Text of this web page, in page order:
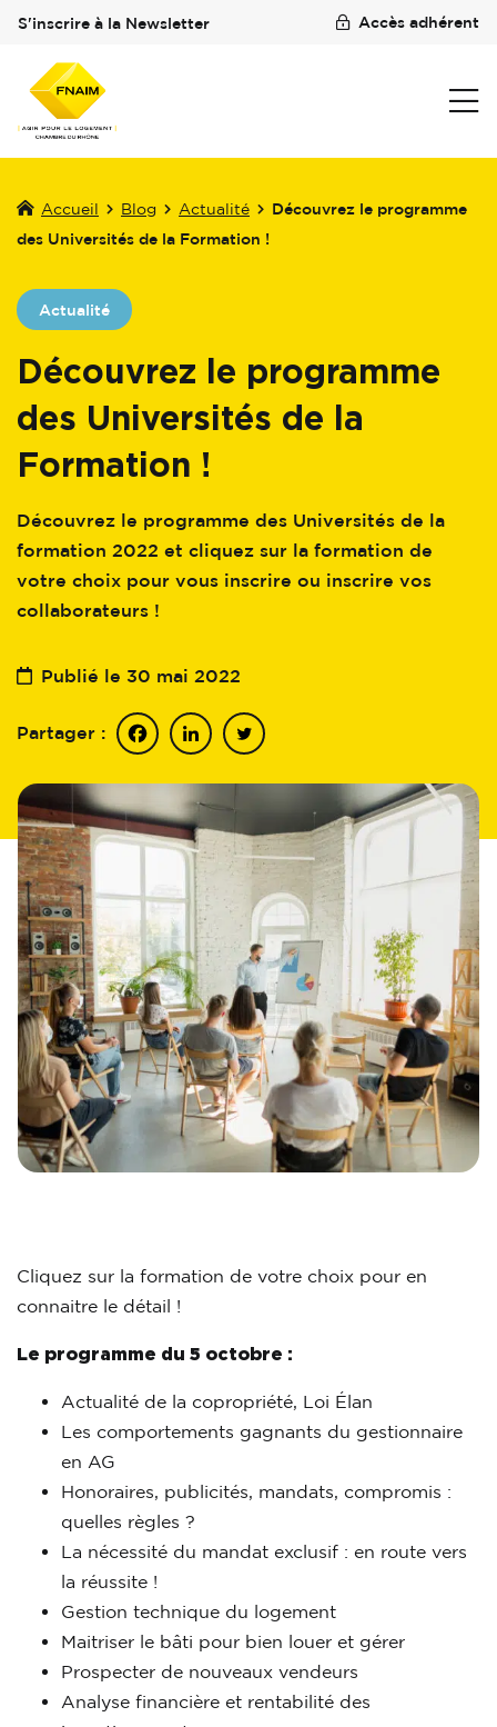
S'inscrire à la Newsletter Accès adhérent
Accueil Blog Actualité
Découvrez le programme
des Universités de la Formation !
Actualité
Découvrez le programme
des Universités de la
Formation !
Découvrez le programme des Universités de la
formation 2022 et cliquez sur la formation de
votre choix pour vous inscrire ou inscrire vos
collaborateurs !
Publié le 30 mai 2022
Partager :
Cliquez sur la formation de votre choix pour en
connaitre le détail !
Le programme du 5 octobre :
Actualité de la copropriété, Loi Élan
Les comportements gagnants du gestionnaire
en AG
Honoraires, publicités, mandats, compromis :
quelles règles ?
La nécessité du mandat exclusif : en route vers
la réussite !
Gestion technique du logement
Maitriser le bâti pour bien louer et gérer
Prospecter de nouveaux vendeurs
Analyse financière et rentabilité des